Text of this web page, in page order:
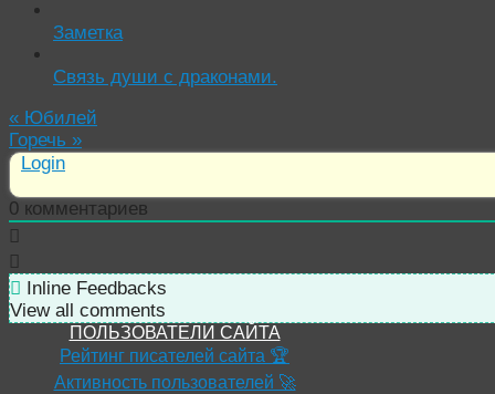
Заметка
Связь души с драконами.
« Юбилей
Горечь »
Login
0 комментариев
Inline Feedbacks
View all comments
ПОЛЬЗОВАТЕЛИ САЙТА
Рейтинг писателей сайта 🏆
Активность пользователей 🚀